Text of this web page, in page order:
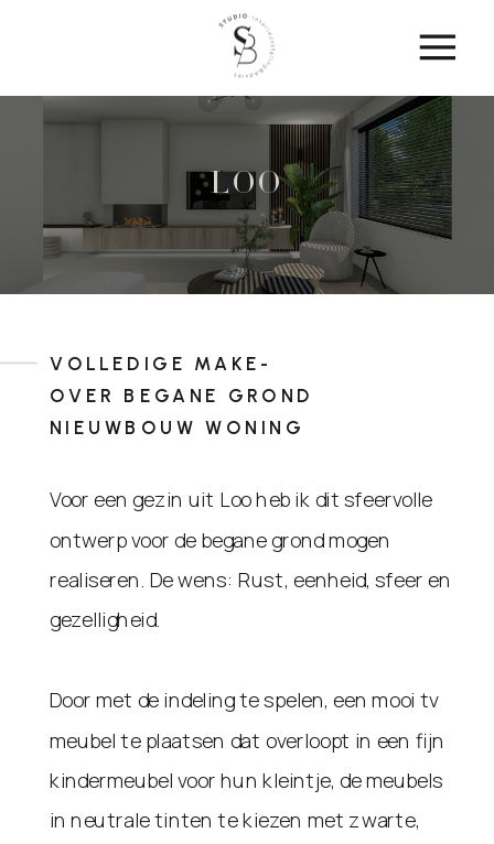
Loo
VOLLEDIGE MAKE-
OVER BEGANE GROND
NIEUWBOUW WONING
Voor een gezin uit Loo heb ik dit sfeervolle
ontwerp voor de begane grond mogen
realiseren. De wens: Rust, eenheid, sfeer en
gezelligheid.
Door met de indeling te spelen, een mooi tv
meubel te plaatsen dat overloopt in een fijn
kindermeubel voor hun kleintje, de meubels
in neutrale tinten te kiezen met zwarte,